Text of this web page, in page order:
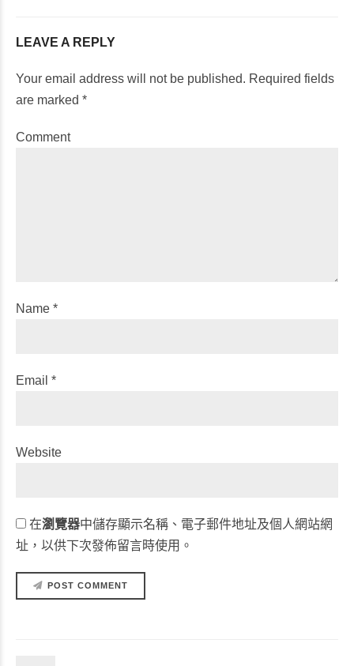
LEAVE A REPLY
Your email address will not be published. Required fields
are marked *
Comment
Name *
Email *
Website
在瀏覽器中儲存顯示名稱、電子郵件地址及個人網站網
址，以供下次發佈留言時使用。
POST COMMENT